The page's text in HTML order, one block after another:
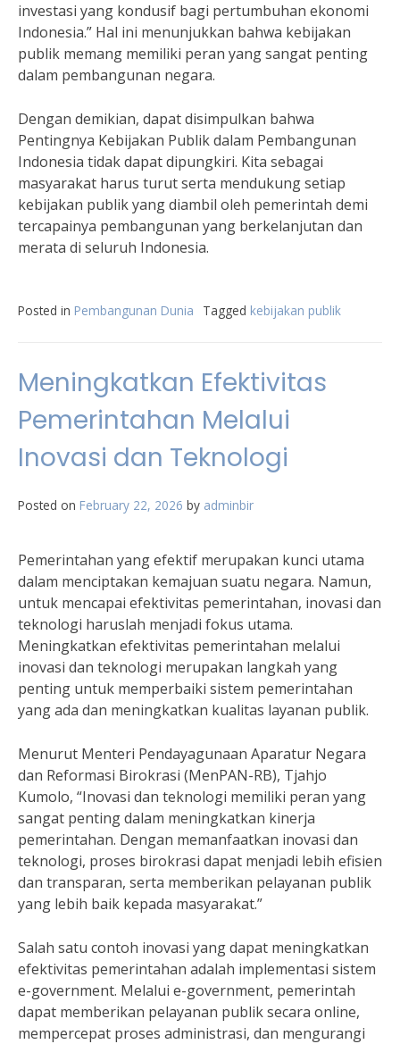
investasi yang kondusif bagi pertumbuhan ekonomi
Indonesia.” Hal ini menunjukkan bahwa kebijakan
publik memang memiliki peran yang sangat penting
dalam pembangunan negara.
Dengan demikian, dapat disimpulkan bahwa
Pentingnya Kebijakan Publik dalam Pembangunan
Indonesia tidak dapat dipungkiri. Kita sebagai
masyarakat harus turut serta mendukung setiap
kebijakan publik yang diambil oleh pemerintah demi
tercapainya pembangunan yang berkelanjutan dan
merata di seluruh Indonesia.
Posted in Pembangunan Dunia Tagged kebijakan publik
Meningkatkan Efektivitas
Pemerintahan Melalui
Inovasi dan Teknologi
Posted on February 22, 2026 by adminbir
Pemerintahan yang efektif merupakan kunci utama
dalam menciptakan kemajuan suatu negara. Namun,
untuk mencapai efektivitas pemerintahan, inovasi dan
teknologi haruslah menjadi fokus utama.
Meningkatkan efektivitas pemerintahan melalui
inovasi dan teknologi merupakan langkah yang
penting untuk memperbaiki sistem pemerintahan
yang ada dan meningkatkan kualitas layanan publik.
Menurut Menteri Pendayagunaan Aparatur Negara
dan Reformasi Birokrasi (MenPAN-RB), Tjahjo
Kumolo, “Inovasi dan teknologi memiliki peran yang
sangat penting dalam meningkatkan kinerja
pemerintahan. Dengan memanfaatkan inovasi dan
teknologi, proses birokrasi dapat menjadi lebih efisien
dan transparan, serta memberikan pelayanan publik
yang lebih baik kepada masyarakat.”
Salah satu contoh inovasi yang dapat meningkatkan
efektivitas pemerintahan adalah implementasi sistem
e-government. Melalui e-government, pemerintah
dapat memberikan pelayanan publik secara online,
mempercepat proses administrasi, dan mengurangi